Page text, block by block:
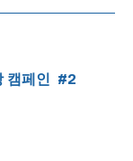
캠페인 #2